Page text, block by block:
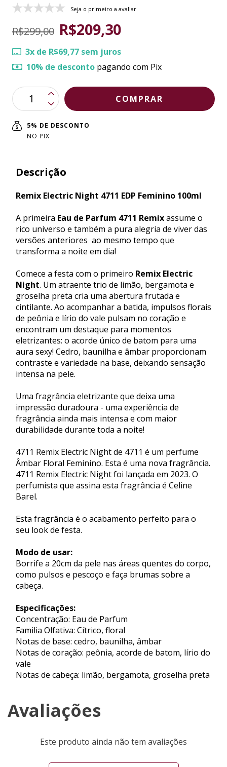
Seja o primeiro a avaliar
R$299,00 R$209,30
3x de R$69,77 sem juros
10% de desconto pagando com Pix
5% DE DESCONTO
NO PIX
Descrição
Remix Electric Night 4711 EDP Feminino 100ml
A primeira Eau de Parfum 4711 Remixassume o
rico universo e também a pura alegria de viver das
versões anteriores  ao mesmo tempo que
transforma a noite em dia!
Comece a festa com o primeiro Remix Electric
Night. Um atraente trio de limão, bergamota e
groselha preta cria uma abertura frutada e
cintilante. Ao acompanhar a batida, impulsos florais
de peônia e lírio do vale pulsam no coração e
encontram um destaque para momentos
eletrizantes: o acorde único de batom para uma
aura sexy! Cedro, baunilha e âmbar proporcionam
contraste e variedade na base, deixando sensação
intensa na pele.
Uma fragrância eletrizante que deixa uma
impressão duradoura - uma experiência de
fragrância ainda mais intensa e com maior
durabilidade durante toda a noite!
4711 Remix Electric Night de 4711 é um perfume
mbar Floral Feminino. Esta é uma nova fragrância.
4711 Remix Electric Night foi lançada em 2023. O
perfumista que assina esta fragrância é Celine
Barel.
Esta fragrância é o acabamento perfeito para o
seu look de festa.
Modo de usar:
Borrife a 20cm da pele nas áreas quentes do corpo,
como pulsos e pescoço e faça brumas sobre a
cabeça.
Especificações:
Concentração: Eau de Parfum
Familia Olfativa: Cítrico, floral
Notas de base: cedro, baunilha, âmbar
Notas de coração: peônia, acorde de batom, lírio do
vale
Notas de cabeça: limão, bergamota, groselha preta
Avaliações
Este produto ainda não tem avaliações